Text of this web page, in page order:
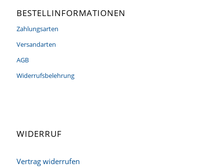
BESTELLINFORMATIONEN
Zahlungsarten
Versandarten
AGB
Widerrufsbelehrung
WIDERRUF
Vertrag widerrufen